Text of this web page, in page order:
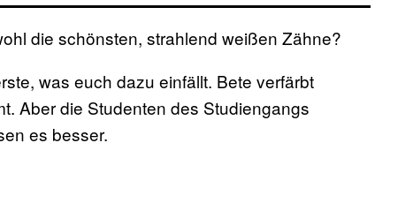
die schönsten, strahlend weißen Zähne?
was euch dazu einfällt. Bete verfärbt
Aber die Studenten des Studiengangs
es besser.